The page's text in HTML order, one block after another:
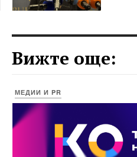
Вижте още:
МЕДИИ И PR